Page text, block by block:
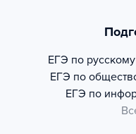
ЕГЭ по
ЕГЭ по
ЕГЭ по